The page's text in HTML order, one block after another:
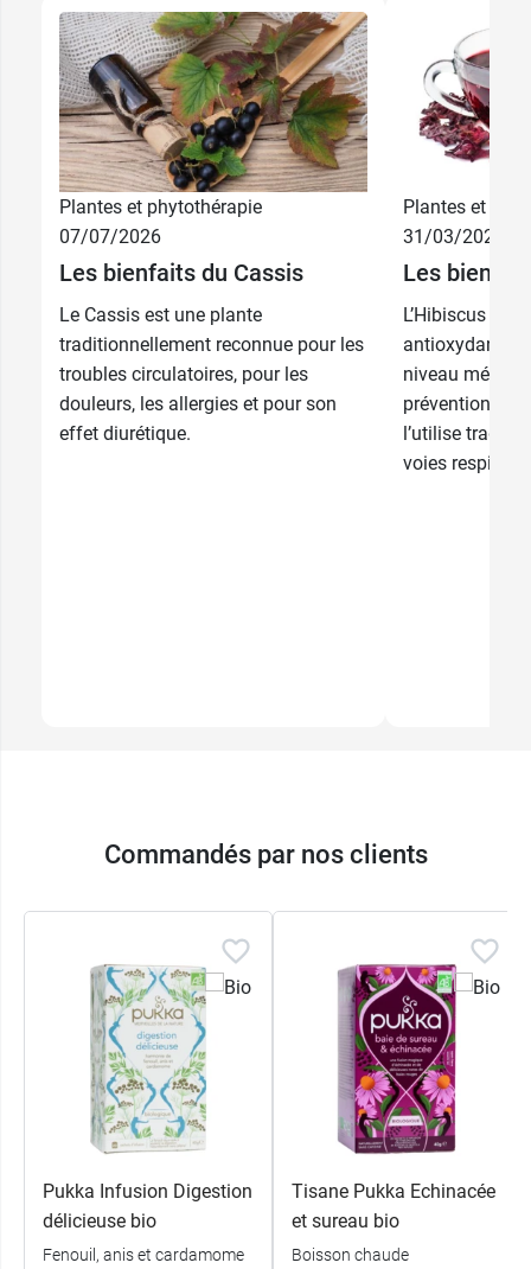
45 gélules 6,39 €
150 gélules 15,39 €
Plantes et phytothérapie
07/07/2026
Les bienfaits du Cassis
Le Cassis est une plante
traditionnellement reconnue pour les
troubles circulatoires, pour les
douleurs, les allergies et pour son
effet diurétique.
Plantes et
31/03/2026
Les
L’Hibiscus est
antioxydants
niveau
prévention
l’utilise
voies
Commandés par nos clients
Pukka Infusion Digestion
délicieuse bio
Fenouil, anis et cardamome
Tisane Pukka Echinacée
et sureau bio
Boisson chaude